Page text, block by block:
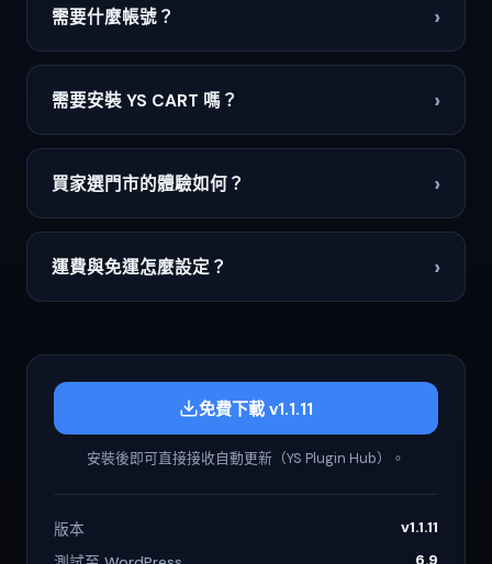
需要什麼帳號？ ›
需要安裝 YS CART 嗎？ ›
買家選門市的體驗如何？ ›
運費與免運怎麼設定？ ›
免費下載 v1.1.11
安裝後即可直接接收自動更新（YS Plugin Hub）。
版本
v1.1.11
6.9